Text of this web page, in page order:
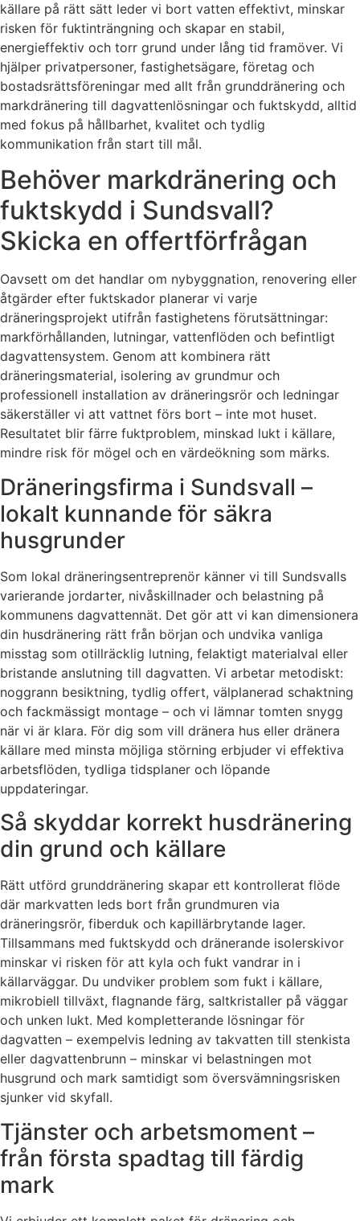
källare på rätt sätt leder vi bort vatten effektivt, minskar
risken för fuktinträngning och skapar en stabil,
energieffektiv och torr grund under lång tid framöver. Vi
hjälper privatpersoner, fastighetsägare, företag och
bostadsrättsföreningar med allt från grunddränering och
markdränering till dagvattenlösningar och fuktskydd, alltid
med fokus på hållbarhet, kvalitet och tydlig
kommunikation från start till mål.
Behöver markdränering och
fuktskydd i Sundsvall?
Skicka en offertförfrågan
Oavsett om det handlar om nybyggnation, renovering eller
åtgärder efter fuktskador planerar vi varje
dräneringsprojekt utifrån fastighetens förutsättningar:
markförhållanden, lutningar, vattenflöden och befintligt
dagvattensystem. Genom att kombinera rätt
dräneringsmaterial, isolering av grundmur och
professionell installation av dräneringsrör och ledningar
säkerställer vi att vattnet förs bort – inte mot huset.
Resultatet blir färre fuktproblem, minskad lukt i källare,
mindre risk för mögel och en värdeökning som märks.
Dräneringsfirma i Sundsvall –
lokalt kunnande för säkra
husgrunder
Som lokal dräneringsentreprenör känner vi till Sundsvalls
varierande jordarter, nivåskillnader och belastning på
kommunens dagvattennät. Det gör att vi kan dimensionera
din husdränering rätt från början och undvika vanliga
misstag som otillräcklig lutning, felaktigt materialval eller
bristande anslutning till dagvatten. Vi arbetar metodiskt:
noggrann besiktning, tydlig offert, välplanerad schaktning
och fackmässigt montage – och vi lämnar tomten snygg
när vi är klara. För dig som vill dränera hus eller dränera
källare med minsta möjliga störning erbjuder vi effektiva
arbetsflöden, tydliga tidsplaner och löpande
uppdateringar.
Så skyddar korrekt husdränering
din grund och källare
Rätt utförd grunddränering skapar ett kontrollerat flöde
där markvatten leds bort från grundmuren via
dräneringsrör, fiberduk och kapillärbrytande lager.
Tillsammans med fuktskydd och dränerande isolerskivor
minskar vi risken för att kyla och fukt vandrar in i
källarväggar. Du undviker problem som fukt i källare,
mikrobiell tillväxt, flagnande färg, saltkristaller på väggar
och unken lukt. Med kompletterande lösningar för
dagvatten – exempelvis ledning av takvatten till stenkista
eller dagvattenbrunn – minskar vi belastningen mot
husgrund och mark samtidigt som översvämningsrisken
sjunker vid skyfall.
Tjänster och arbetsmoment –
från första spadtag till färdig
mark